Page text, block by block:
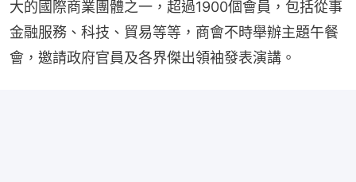
大的國際商業團體之一，超過1900個會員，包括從事
金融服務、科技、貿易等等，商會不時舉辦主題午餐
會，邀請政府官員及各界傑出領袖發表演講。